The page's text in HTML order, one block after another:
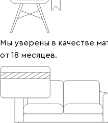
Мы уверены в качестве
от 18 месяцев.